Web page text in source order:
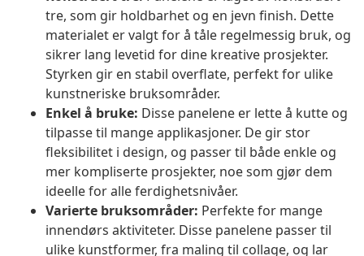
tre, som gir holdbarhet og en jevn finish. Dette
materialet er valgt for å tåle regelmessig bruk, og
sikrer lang levetid for dine kreative prosjekter.
Styrken gir en stabil overflate, perfekt for ulike
kunstneriske bruksområder.
Enkel å bruke: Disse panelene er lette å kutte og
tilpasse til mange applikasjoner. De gir stor
fleksibilitet i design, og passer til både enkle og
mer kompliserte prosjekter, noe som gjør dem
ideelle for alle ferdighetsnivåer.
Varierte bruksområder: Perfekte for mange
innendørs aktiviteter. Disse panelene passer til
ulike kunstformer, fra maling til collage, og lar